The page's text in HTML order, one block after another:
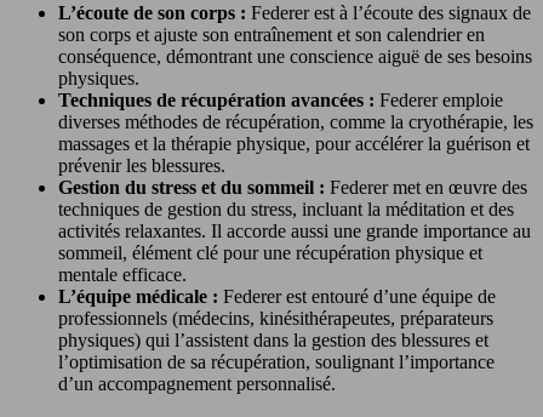
L’écoute de son corps : Federer est à l’écoute des signaux de
son corps et ajuste son entraînement et son calendrier en
conséquence, démontrant une conscience aiguë de ses besoins
physiques.
Techniques de récupération avancées : Federer emploie
diverses méthodes de récupération, comme la cryothérapie, les
massages et la thérapie physique, pour accélérer la guérison et
prévenir les blessures.
Gestion du stress et du sommeil : Federer met en œuvre des
techniques de gestion du stress, incluant la méditation et des
activités relaxantes. Il accorde aussi une grande importance au
sommeil, élément clé pour une récupération physique et
mentale efficace.
L’équipe médicale : Federer est entouré d’une équipe de
professionnels (médecins, kinésithérapeutes, préparateurs
physiques) qui l’assistent dans la gestion des blessures et
l’optimisation de sa récupération, soulignant l’importance
d’un accompagnement personnalisé.